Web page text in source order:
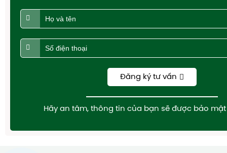
Đăng ký tư vấn
Hãy an tâm, thông tin của bạn sẽ được bảo